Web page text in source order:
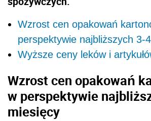
Wzrost cen opakowań
perspektywie najbliższych 3-
Wyższe ceny leków i
Wzrost cen opakowań
w perspektywie
miesięcy